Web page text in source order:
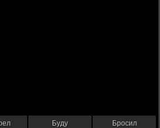
Буду Бросил